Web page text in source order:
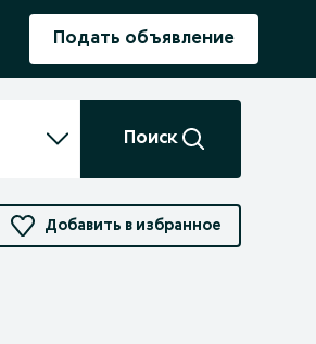
Подать объявление
Поиск
Добавить в избранное